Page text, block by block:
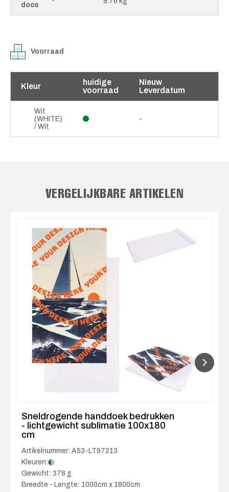
doos
Voorraad
Kleur
huidige
voorraad
Nieuw
Leverdatum
Wit
(WHITE)
/ Wit
-
VERGELIJKBARE ARTIKELEN
Sneldrogende handdoek bedrukken
- lichtgewicht sublimatie 100x180
cm
Artikelnummer: A53-LT97213
Kleuren:
Gewicht: 378 g
Breedte - Lengte: 1000cm x 1800cm